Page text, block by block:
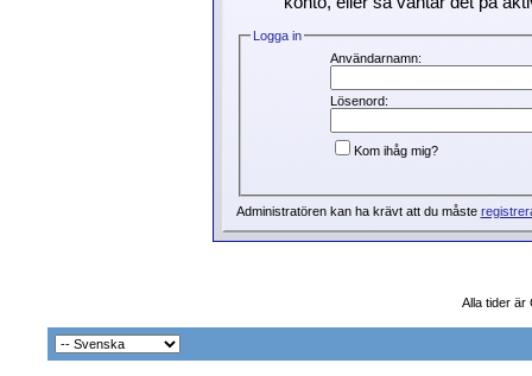
Logga in
Användarnamn:
Lösenord:
Kom ihåg mig?
Administratören kan ha krävt att du måste
Alla tider är